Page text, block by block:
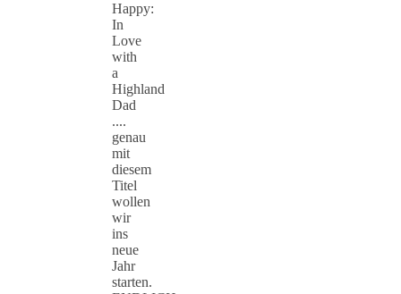
Happy:
In
Love
with
a
Highland
Dad
....
genau
mit
diesem
Titel
wollen
wir
ins
neue
Jahr
starten.